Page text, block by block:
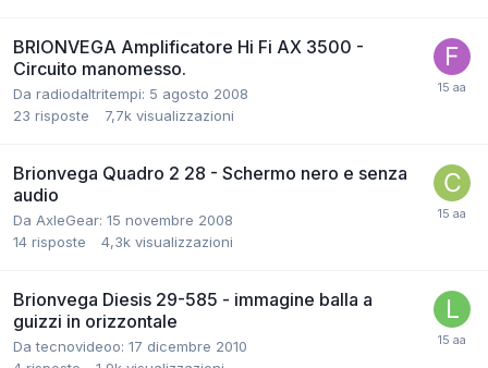
BRIONVEGA Amplificatore Hi Fi AX 3500 -
Circuito manomesso.
Da radiodaltritempi: 5 agosto 2008
23 risposte 7,7k visualizzazioni
Brionvega Quadro 2 28 - Schermo nero e senza
audio
Da AxleGear: 15 novembre 2008
14 risposte 4,3k visualizzazioni
Brionvega Diesis 29-585 - immagine balla a
guizzi in orizzontale
Da tecnovideoo: 17 dicembre 2010